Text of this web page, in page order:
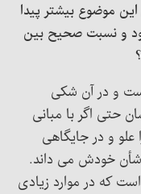
موضوع بیشتر پیدا
و نسبت صحیح بین
و در آن شکی
حتی اگر با مبانی
و در جایگاهی
شأن خودش می داند.
که در موارد زیادی